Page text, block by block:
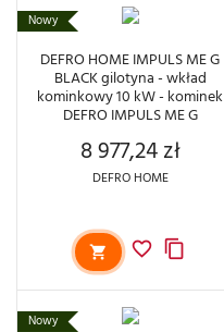
Nowy
DEFRO HOME IMPULS ME G
BLACK gilotyna - wkład
kominkowy 10 kW - kominek
DEFRO IMPULS ME G
Cena
8 977,24 zł
DEFRO HOME
Nowy